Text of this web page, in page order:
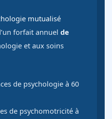
mutualisé
forfait annuel de
et aux soins
de psychologie à 60
de psychomotricité à